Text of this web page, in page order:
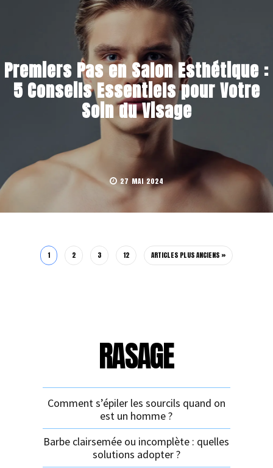
Premiers Pas en Salon Esthétique :
5 Conseils Essentiels pour Votre
Soin du Visage
27 MAI 2024
1 2 3 12 ARTICLES PLUS ANCIENS »
RASAGE
Comment s’épiler les sourcils quand on
est un homme ?
Barbe clairsemée ou incomplète : quelles
solutions adopter ?